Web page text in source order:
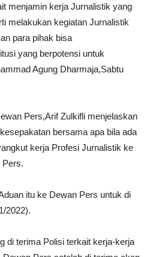
menjamin kerja Jurnalistik yang
melakukan kegiatan Jurnalistik
para pihak bisa
yang berpotensi untuk
Agung Dharmaja,Sabtu
Pers,Arif Zulkifli menjelaskan
bersama apa bila ada
kerja Profesi Jurnalistik ke
Pers.
itu ke Dewan Pers untuk di
2022).
di terima Polisi terkait kerja-kerja